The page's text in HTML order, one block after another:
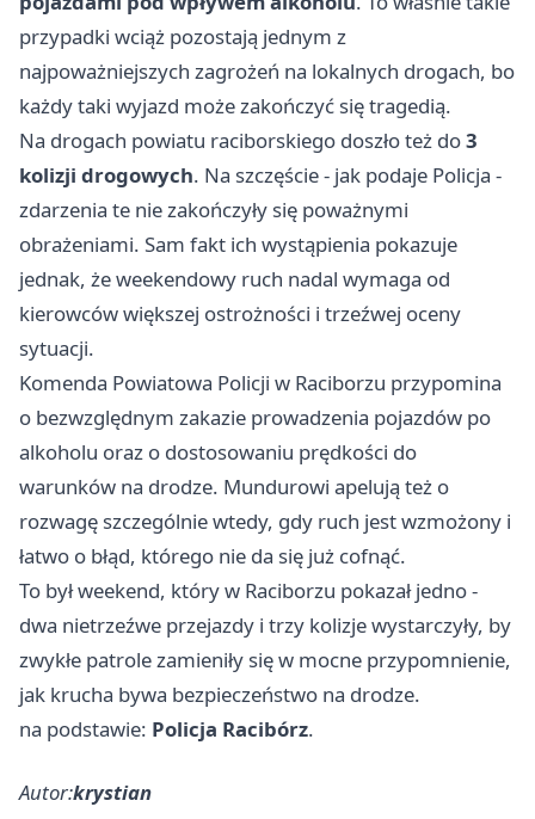
przypadki wciąż pozostają jednym z
najpoważniejszych zagrożeń na lokalnych drogach, bo
każdy taki wyjazd może zakończyć się tragedią.
Na drogach powiatu raciborskiego doszło też do3
kolizji drogowych. Na szczęście - jak podaje Policja -
zdarzenia te nie zakończyły się poważnymi
obrażeniami. Sam fakt ich wystąpienia pokazuje
jednak, że weekendowy ruch nadal wymaga od
kierowców większej ostrożności i trzeźwej oceny
sytuacji.
Komenda Powiatowa Policji w Raciborzu przypomina
o bezwzględnym zakazie prowadzenia pojazdów po
alkoholu oraz o dostosowaniu prędkości do
warunków na drodze. Mundurowi apelują też o
rozwagę szczególnie wtedy, gdy ruch jest wzmożony i
łatwo o błąd, którego nie da się już cofnąć.
To był weekend, który w Raciborzu pokazał jedno -
dwa nietrzeźwe przejazdy i trzy kolizje wystarczyły, by
zwykłe patrole zamieniły się w mocne przypomnienie,
jak krucha bywa bezpieczeństwo na drodze.
na podstawie: Policja Racibórz.
Autor:krystian